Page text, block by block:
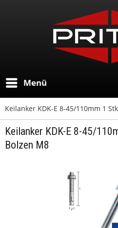
Menü
Keilanker KDK-E 8-45/110mm 1
Keilanker KDK-E 8-45/
Bolzen M8